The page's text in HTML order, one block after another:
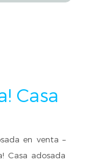
Casa
en venta –
Casa adosada